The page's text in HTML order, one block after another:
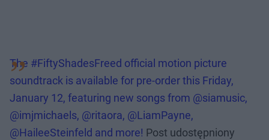
The #FiftyShadesFreed official motion picture
soundtrack is available for pre-order this Friday,
January 12, featuring new songs from @siamusic,
@imjmichaels, @ritaora, @LiamPayne,
@HaileeSteinfeld and more! Post udostępniony